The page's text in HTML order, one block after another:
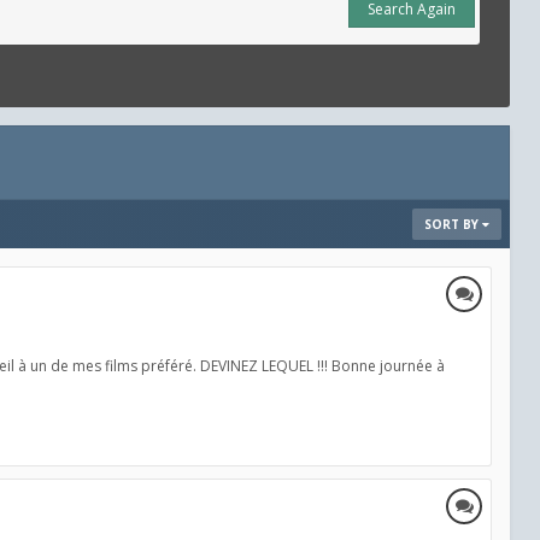
Search Again
SORT BY
un de mes films préféré. DEVINEZ LEQUEL !!! Bonne journée à